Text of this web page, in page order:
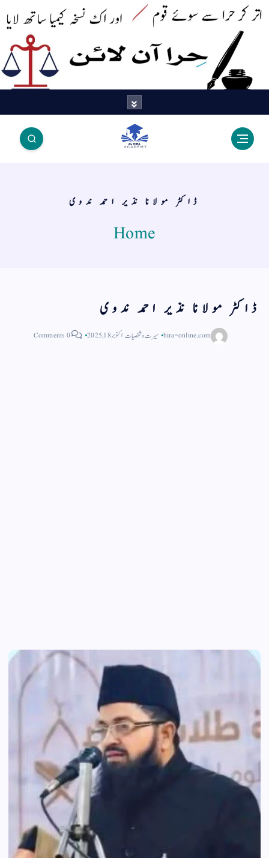
اک نسخہ کیمیا ساتھ لایا
ڈاکٹر مولانا نذیر احمد ندوی
Home
ڈاکٹر مولانا نذیر احمد ندوی
hira-online.com سیرت و شخصیات اکتوبر 18, 2025 0 Comments